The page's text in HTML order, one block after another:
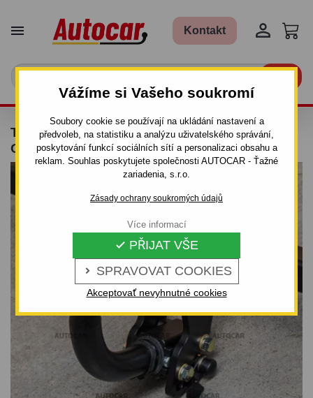
Vážíme si Vašeho soukromí
Soubory cookie se používají na ukládání nastavení a
předvoleb, na statistiku a analýzu uživatelského správání,
poskytování funkcí sociálních sítí a personalizaci obsahu a
reklam. Souhlas poskytujete společnosti AUTOCAR - Ťažné
zariadenia, s.r.o.
Zásady ochrany soukromých údajů
 SPRAVOVAT COOKIES
 PŘIJAT VŠE
Akceptovať nevyhnutné cookies
Více informací
 Kontakt 
TAŽNÉ ZAŘÍZENÍ PRO RENAULT CLIO -
ODNÍMATELNÝ BAJONETOVÝ SYSTÉM